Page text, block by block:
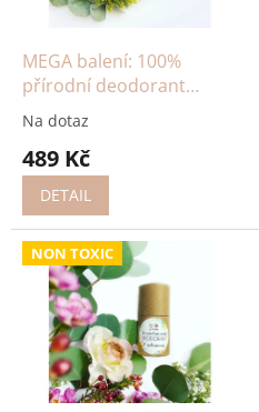
ů
MEGA balení: 100%
přírodní deodorant
Citronová meduňka
Na dotaz
489 Kč
DETAIL
NON TOXIC